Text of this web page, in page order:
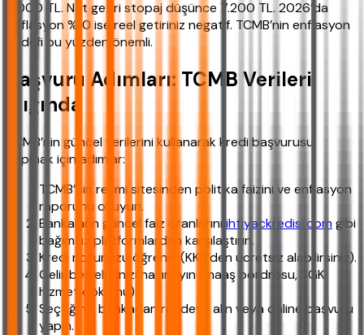
9.000 TL. Net getiri stopaj düşünce 7.200 TL. 2026’da
enflasyon %10 ise reel getiriniz negatif. TCMB’nin enflasyon
hedefi bu yüzden önemli.
Başvuru Adımları: TCMB Verileri
Işığında
TCMB’nin güncel verilerini kullanarak kredi başvurusu
yapmak için adımlar:
TCMB’nin resmi sitesinden politika faizini ve enflasyon
raporunu okuyun.
Bankaların güncel faiz oranlarını ihtiyackredisi.comgibi
bağımsız platformlardan karşılaştırın.
Kredi notunuzu öğrenin (KKB’den ücretsiz alabilirsiniz).
Gelir belgelerinizi hazırlayın (maaş bordrosu, SGK
hizmet dökümü).
Seçtiğiniz bankadan randevu alın veya online başvuru
yapın.